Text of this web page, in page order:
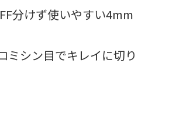
分けず使いやすい4mm
ミシン目でキレイに切り